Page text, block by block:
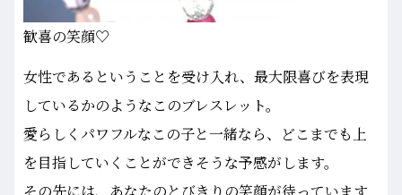
歓喜の笑顔♡
女性であるということを受け入れ、最大限喜びを表現
しているかのようなこのブレスレット。
愛らしくパワフルなこの子と一緒なら、どこまでも上
を目指していくことができそうな予感がします。